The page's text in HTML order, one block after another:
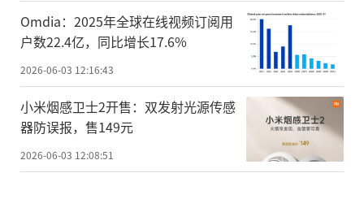
Omdia：2025年全球在线视频订阅用
户数22.4亿，同比增长17.6%
2026-06-03 12:16:43
小米烟感卫士2开售：双发射光源传感
器防误报，售149元
2026-06-03 12:08:51